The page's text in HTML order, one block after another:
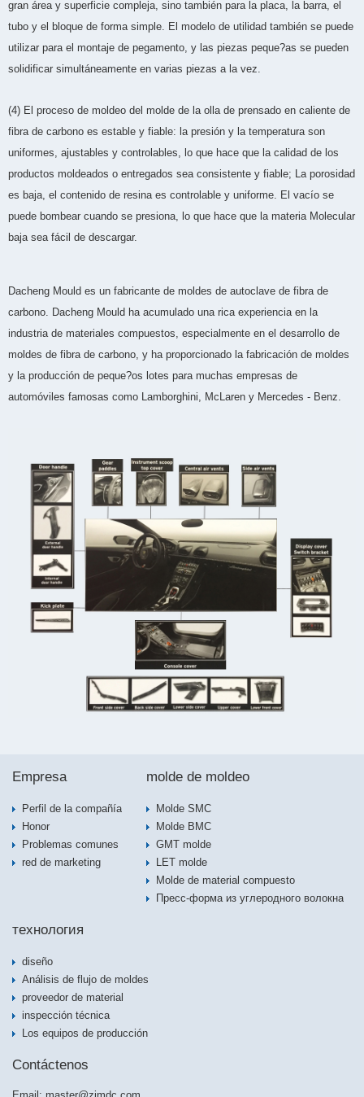
gran área y superficie compleja, sino también para la placa, la barra, el
tubo y el bloque de forma simple. El modelo de utilidad también se puede
utilizar para el montaje de pegamento, y las piezas peque?as se pueden
solidificar simultáneamente en varias piezas a la vez.
(4) El proceso de moldeo del molde de la olla de prensado en caliente de
fibra de carbono es estable y fiable: la presión y la temperatura son
uniformes, ajustables y controlables, lo que hace que la calidad de los
productos moldeados o entregados sea consistente y fiable; La porosidad
es baja, el contenido de resina es controlable y uniforme. El vacío se
puede bombear cuando se presiona, lo que hace que la materia Molecular
baja sea fácil de descargar.
Dacheng Mould es un fabricante de moldes de autoclave de fibra de
carbono. Dacheng Mould ha acumulado una rica experiencia en la
industria de materiales compuestos, especialmente en el desarrollo de
moldes de fibra de carbono, y ha proporcionado la fabricación de moldes
y la producción de peque?os lotes para muchas empresas de
automóviles famosas como Lamborghini, McLaren y Mercedes - Benz.
Empresa
Perfil de la compañía
Honor
Problemas comunes
red de marketing
molde de moldeo
Molde SMC
Molde BMC
GMT molde
LET molde
Molde de material compuesto
Пресс-форма из углеродного волокна
технология
diseño
Análisis de flujo de moldes
proveedor de material
inspección técnica
Los equipos de producción
Contáctenos